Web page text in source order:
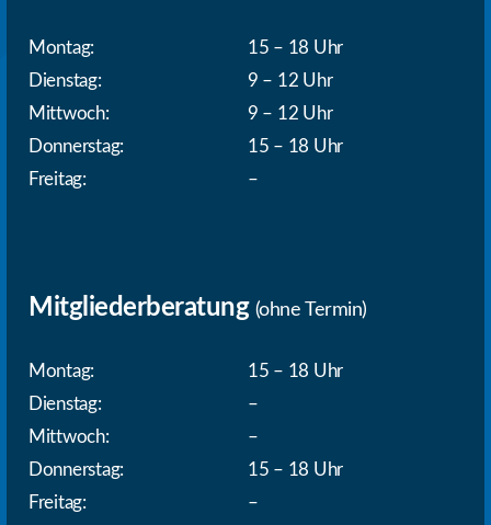
Montag:
Dienstag:
Mittwoch:
Donnerstag:
Freitag:
15 – 18 Uhr
9 – 12 Uhr
9 – 12 Uhr
15 – 18 Uhr
–
Mitgliederberatung (ohne Termin)
Montag:
Dienstag:
Mittwoch:
Donnerstag:
Freitag:
15 – 18 Uhr
–
–
15 – 18 Uhr
–